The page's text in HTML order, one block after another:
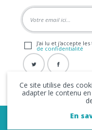
J'ai lu et j'accepte
de confidentialité
Copyright © 2026 La
Ce site utilise des
adapter le contenu
En